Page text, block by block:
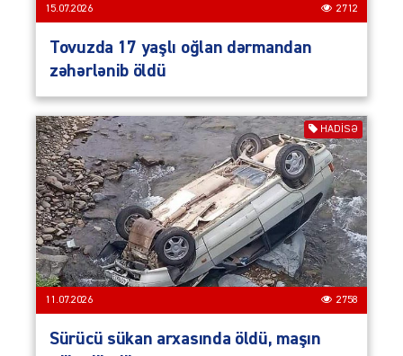
15.07.2026 2712
Tovuzda 17 yaşlı oğlan dərmandan
zəhərlənib öldü
HADISƏ
11.07.2026 2758
Sürücü sükan arxasında öldü, maşın